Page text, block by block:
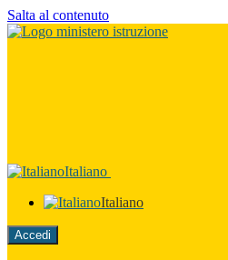
Salta al contenuto
Italiano
Italiano
Accedi